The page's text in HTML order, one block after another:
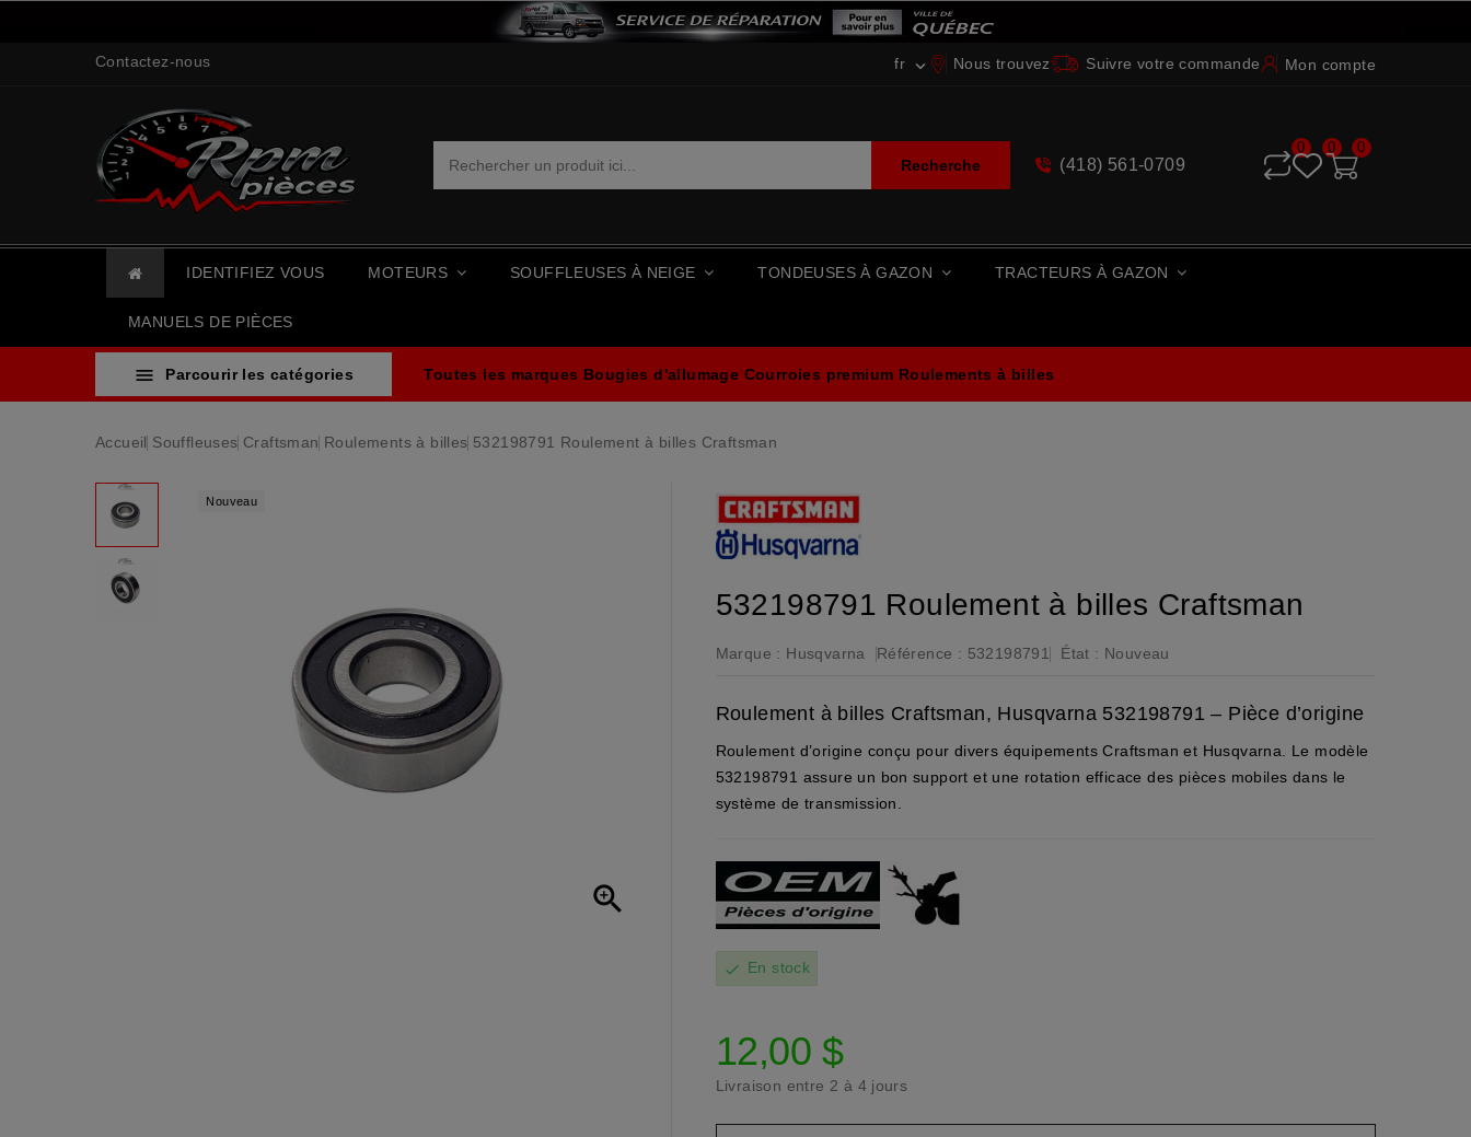
Contactez-nous fr  Nous trouvez Suivre votre commande Mon compte
Recherche (418) 561-0709
0 0 0
IDENTIFIEZ VOUS MOTEURS SOUFFLEUSES À NEIGE TONDEUSES À GAZON TRACTEURS À GAZON
MANUELS DE PIÈCES
 Parcourir les catégories Toutes les marques Bougies d'allumage Courroies premium Roulements à billes
Accueil Souffleuses Craftsman Roulements à billes 532198791 Roulement à billes Craftsman

Nouveau
532198791 Roulement à billes Craftsman
Marque : Husqvarna Référence : 532198791 État : Nouveau
Roulement à billes Craftsman, Husqvarna 532198791 – Pièce d’origine
Roulement d’origine conçu pour divers équipements Craftsman et Husqvarna. Le modèle
532198791 assure un bon support et une rotation efficace des pièces mobiles dans le
système de transmission.
check En stock
12,00 $
Livraison entre 2 à 4 jours